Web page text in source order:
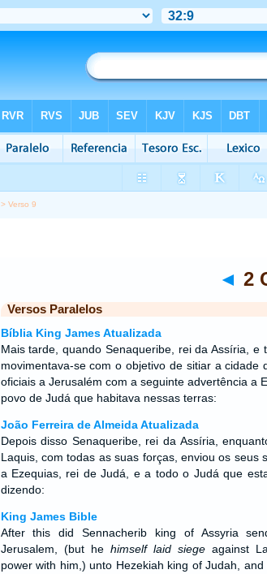
> Verso 9
◄ 2
Versos Paralelos
Bíblia King James Atualizada
Mais tarde, quando Senaqueribe, rei da Assíria, e
movimentava-se com o objetivo de sitiar a cidade
oficiais a Jerusalém com a seguinte advertência a
povo de Judá que habitava nessas terras:
João Ferreira de Almeida Atualizada
Depois disso Senaqueribe, rei da Assíria,
Laquis, com todas as suas forças, enviou os seus
a Ezequias, rei de Judá, e a todo o Judá que
dizendo:
King James Bible
After this did Sennacherib king of Assyria
Jerusalem, (but he himself laid siegeagainst
power with him,) unto Hezekiah king of Judah,